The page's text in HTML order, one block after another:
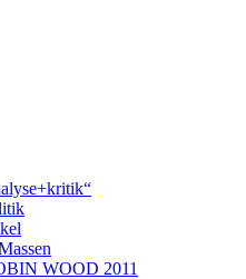
WOOD 2011